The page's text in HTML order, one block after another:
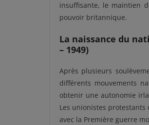
insuffisante, le maintien
pouvoir britannique.
La naissance du
– 1949)
Après plusieurs
différents mouvements
obtenir une autonomie
Les unionistes protestants
avec la Première guerre